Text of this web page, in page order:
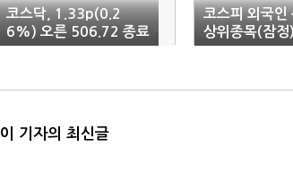
코스닥, 1.33p(0.2
6%) 오른 506.72 종료
코스피 외국인
상위종목(잠정)
이 기자의 최신글